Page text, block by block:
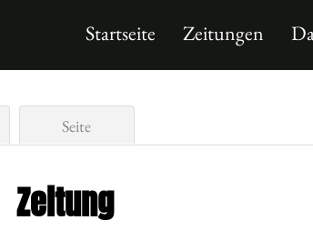
Startseite Zeitungen
Seite
Zeitung